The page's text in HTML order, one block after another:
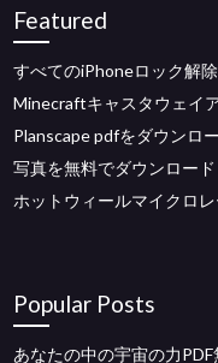
Featured
すべてのiPhoneロック解
Minecraftキャスタウェイ
Planscape pdfをダウンロ
写真を無料でダウンロー
ホットウィールマイクロ
Popular Posts
あなたの中の宇宙の力